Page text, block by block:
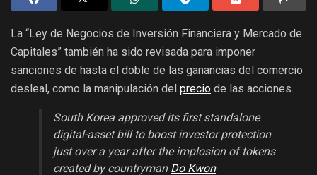
La “Ley de Negocios de Inversión Financiera y Mercado de
Capitales” también ha sido revisada para imponer
sanciones de hasta el doble de las ganancias del comercio
desleal, como la manipulación del precio de las acciones.
South Korea approved its first standalone
digital-asset bill to boost investor protection
just over a year after the implosion of tokens
created by countrymanDo Kwon